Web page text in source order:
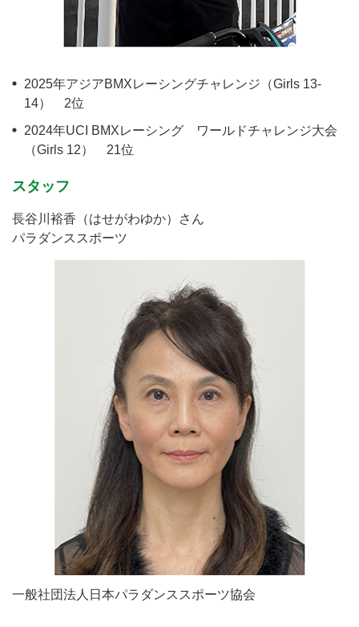
2025年アジアBMXレーシングチャレンジ（Girls 13-
14） 2位
2024年UCI BMXレーシング ワールドチャレンジ大会
（Girls 12） 21位
スタッフ
長谷川裕香（はせがわゆか）さん
パラダンススポーツ
一般社団法人日本パラダンススポーツ協会